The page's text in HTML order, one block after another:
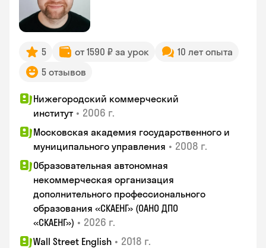
5 от 1590 ₽ за урок
10 лет опыта
5 отзывов
Нижегородский коммерческий
институт • 2006 г.
Московская академия государственного и
муниципального управления • 2008 г.
Образовательная автономная
некоммерческая организация
дополнительного профессионального
образования «СКАЕНГ» (ОАНО ДПО
«СКАЕНГ») • 2026 г.
Wall Street English • 2018 г.